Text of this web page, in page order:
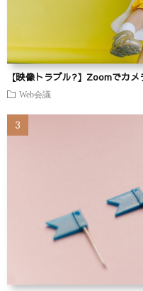
【映像トラブル?】Zoomでカ
Web会議